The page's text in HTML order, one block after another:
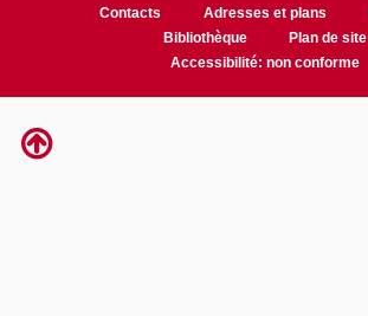
Contacts Adresses et plans
Bibliothèque
Plan de site
Accessibilité: non conforme